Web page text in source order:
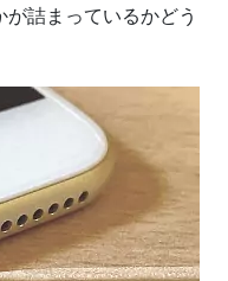
詰まっているかどう